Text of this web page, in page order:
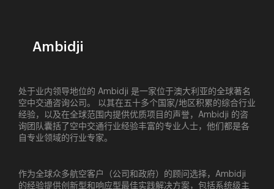
Ambidji
处于业内领导地位的 Ambidji 是一家位于澳大利亚的全球著名
空中交通咨询公司。 以其在五十多个国家/地区积累的综合行业
经验，以及在全球范围内提供优质项目的声誉，Ambidji 的咨
询团队囊括了空中交通行业经验丰富的专业人士，他们都是各
自专业领域的行业专家。
作为全球众多航空客户（公司和政府）的顾问选择，Ambidji
的经验提供创新型和响应型最佳实践解决方案，包括系统级主